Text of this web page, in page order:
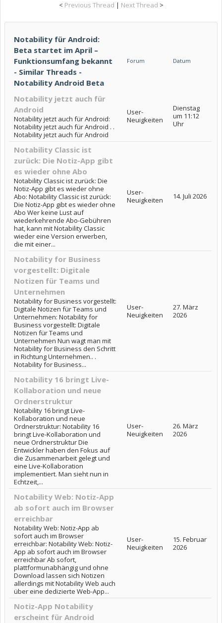
< Previous Thread | Next Thread >
Notability für Android:
Beta startet im April –
Funktionsumfang bekannt
- Similar Threads -
Notability Android Beta
Forum Datum
Notability jetzt auch für
Android
Notability jetzt auch für Android:
Notability jetzt auch für Android . .
Notability jetzt auch für Android
User-
Neuigkeiten
Dienstag
um 11:12
Uhr
Notability Classic ist
zurück: Die Notiz-App gibt
es wieder ohne Abo
Notability Classic ist zurück: Die
Notiz-App gibt es wieder ohne
Abo: Notability Classic ist zurück:
Die Notiz-App gibt es wieder ohne
Abo Wer keine Lust auf
wiederkehrende Abo-Gebühren
hat, kann mit Notability Classic
wieder eine Version erwerben,
die mit einer...
User-
Neuigkeiten
14. Juli 2026
Notability for Business
vorgestellt: Digitale
Notizen für Teams und
Unternehmen
Notability for Business vorgestellt:
Digitale Notizen für Teams und
Unternehmen: Notability for
Business vorgestellt: Digitale
Notizen für Teams und
Unternehmen Nun wagt man mit
Notability for Business den Schritt
in Richtung Unternehmen.. .
Notability for Business...
User-
Neuigkeiten
27. März
2026
Notability 16 bringt Live-
Kollaboration und neue
Ordnerstruktur
Notability 16 bringt Live-
Kollaboration und neue
Ordnerstruktur: Notability 16
bringt Live-Kollaboration und
neue Ordnerstruktur Die
Entwickler haben den Fokus auf
die Zusammenarbeit gelegt und
eine Live-Kollaboration
implementiert. Man sieht nun in
Echtzeit,...
User-
Neuigkeiten
26. März
2026
Notability Web: Notiz-App
ab sofort auch im Browser
erreichbar
Notability Web: Notiz-App ab
sofort auch im Browser
erreichbar: Notability Web: Notiz-
App ab sofort auch im Browser
erreichbar Ab sofort,
plattformunabhängig und ohne
Download lassen sich Notizen
allerdings mit Notability Web auch
über eine dedizierte Web-App...
User-
Neuigkeiten
15. Februar
2026
Notiz-App Notability
erscheint für Android